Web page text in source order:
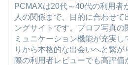
PCMAXは20代～40代の利用者
人の関係まで、目的に合わせ
ングサイトです。プロフ写真の
ミュニケーション機能が充実し
りから本格的な出会いへと繋
際の利用者レビューでも高評価